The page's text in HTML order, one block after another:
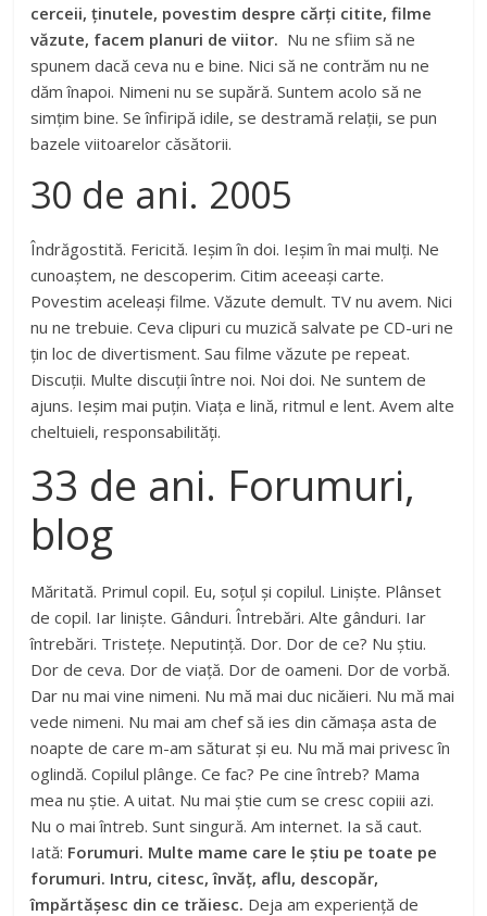
cerceii, ținutele, povestim despre cărți citite, filme
văzute, facem planuri de viitor. Nu ne sfiim să ne
spunem dacă ceva nu e bine. Nici să ne contrăm nu ne
dăm înapoi. Nimeni nu se supără. Suntem acolo să ne
simțim bine. Se înfiripă idile, se destramă relații, se pun
bazele viitoarelor căsătorii.
30 de ani. 2005
Îndrăgostită. Fericită. Ieșim în doi. Ieșim în mai mulți. Ne
cunoaștem, ne descoperim. Citim aceeași carte.
Povestim aceleași filme. Văzute demult. TV nu avem. Nici
nu ne trebuie. Ceva clipuri cu muzică salvate pe CD-uri ne
țin loc de divertisment. Sau filme văzute pe repeat.
Discuții. Multe discuții între noi. Noi doi. Ne suntem de
ajuns. Ieșim mai puțin. Viața e lină, ritmul e lent. Avem alte
cheltuieli, responsabilități.
33 de ani. Forumuri,
blog
Măritată. Primul copil. Eu, soțul și copilul. Liniște. Plânset
de copil. Iar liniște. Gânduri. Întrebări. Alte gânduri. Iar
întrebări. Tristețe. Neputință. Dor. Dor de ce? Nu știu.
Dor de ceva. Dor de viață. Dor de oameni. Dor de vorbă.
Dar nu mai vine nimeni. Nu mă mai duc nicăieri. Nu mă mai
vede nimeni. Nu mai am chef să ies din cămașa asta de
noapte de care m-am săturat și eu. Nu mă mai privesc în
oglindă. Copilul plânge. Ce fac? Pe cine întreb? Mama
mea nu știe. A uitat. Nu mai știe cum se cresc copiii azi.
Nu o mai întreb. Sunt singură. Am internet. Ia să caut.
Iată: Forumuri. Multe mame care le știu pe toate pe
forumuri. Intru, citesc, învăț, aflu, descopăr,
împărtășesc din ce trăiesc. Deja am experiență de